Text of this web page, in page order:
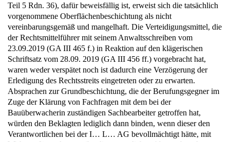
Teil 5 Rdn. 36), dafür beweisfällig ist, erweist sich die tatsächlich
vorgenommene Oberflächenbeschichtung als nicht
vereinbarungsgemäß und mangelhaft. Die Verteidigungsmittel, die
der Rechtsmittelführer mit seinem Anwaltsschreiben vom
23.09.2019 (GA III 465 f.) in Reaktion auf den klägerischen
Schriftsatz vom 28.09. 2019 (GA III 456 ff.) vorgebracht hat,
waren weder verspätet noch ist dadurch eine Verzögerung der
Erledigung des Rechtsstreits eingetreten oder zu erwarten.
Absprachen zur Grundbeschichtung, die der Berufungsgegner im
Zuge der Klärung von Fachfragen mit dem bei der
Bauüberwacherin zuständigen Sachbearbeiter getroffen hat,
würden den Beklagten lediglich dann binden, wenn dieser den
Verantwortlichen bei der I… L… AG bevollmächtigt hätte, mit